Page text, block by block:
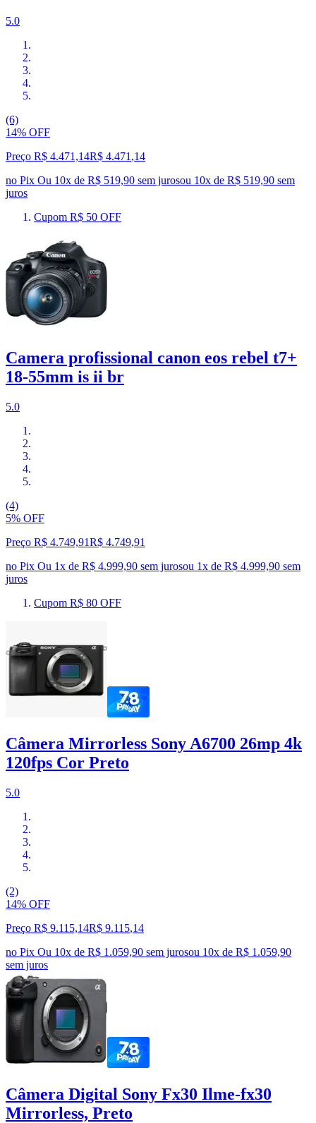
5.0
(6)
14% OFF
Preço R$ 4.471,14R$ 4.471 ,14
no Pix Ou 10x de R$ 519,90 sem jurosou 10x de R$ 519,90 sem
juros
Cupom R$ 50 OFF
Camera profissional canon eos rebel t7+
18-55mm is ii br
5.0
(4)
5% OFF
Preço R$ 4.749,91R$ 4.749,91
no Pix Ou 1x de R$ 4.999,90 sem jurosou 1x de R$ 4.999,90 sem
juros
Cupom R$ 80 OFF
Câmera Mirrorless Sony A6700 26mp 4k
120fps Cor Preto
5.0
(2)
14% OFF
Preço R$ 9.115,14R$ 9.115,14
no Pix Ou 10x de R$ 1.059,90 sem jurosou 10x de R$ 1.059,90
sem juros
Câmera Digital Sony Fx30 Ilme-fx30
Mirrorless, Preto